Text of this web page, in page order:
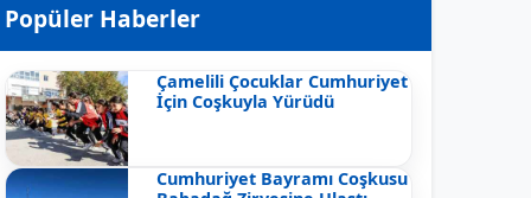
Popüler Haberler
Çamelili Çocuklar Cumhuriyet
İçin Coşkuyla Yürüdü
Cumhuriyet Bayramı Coşkusu